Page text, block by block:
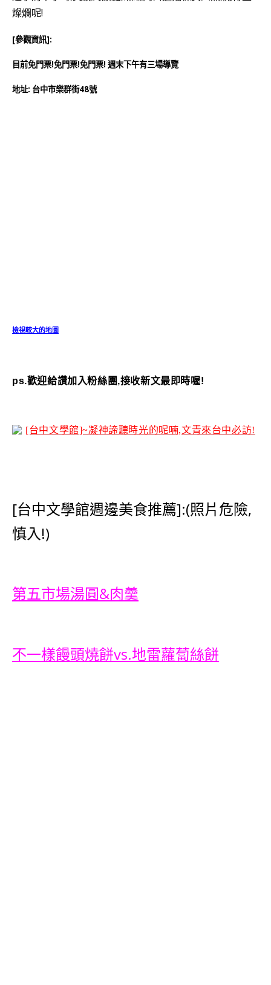
燦爛呢!
[參觀資訊]:
目前免門票!免門票!免門票! 週末下午有三場導覽
地址: 台中市樂群街48號
檢視較大的地圖
ps.歡迎給讚加入粉絲團,接收新文最即時喔!
[台中文學館週邊美食推薦]:(照片危險,
慎入!)
第五市場湯圓&肉羹
不一樣饅頭燒餅vs.地雷蘿蔔絲餅